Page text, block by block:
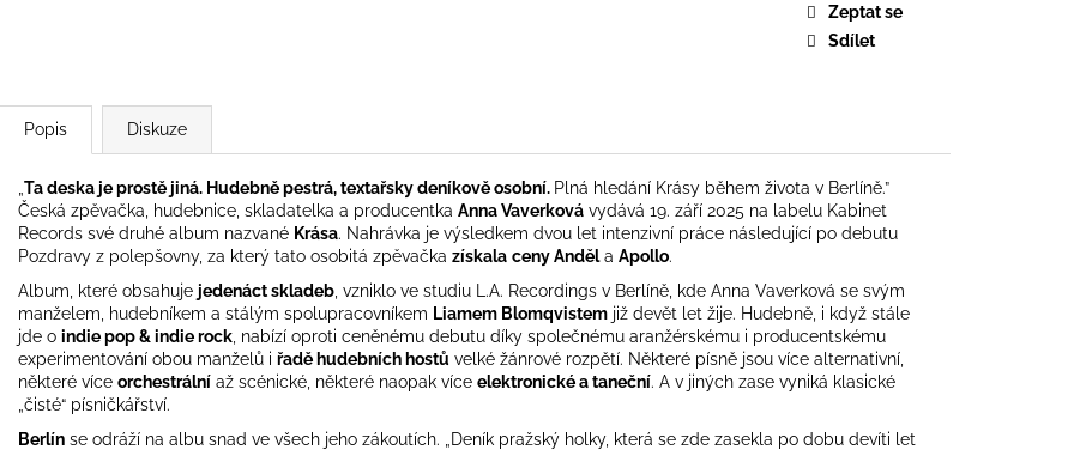
Zeptat se
Sdílet
Popis Diskuze
Ta deska je prostě jiná. Hudebně pestrá, textařsky deníkově osobní. Plná hledání Krásy během života v Berlíně.”
Česká zpěvačka, hudebnice, skladatelka a producentka Anna Vaverková vydává 19. září 2025 na labelu Kabinet
Records své druhé album nazvané Krása. Nahrávka je výsledkem dvou let intenzivní práce následující po debutu
Pozdravy z polepšovny, za který tato osobitá zpěvačka získala ceny Anděl a Apollo.
Album, které obsahuje jedenáct skladeb , vzniklo ve studiu L.A. Recordings v Berlíně, kde Anna Vaverková se svým
manželem, hudebníkem a stálým spolupracovníkem Liamem Blomqvistem již devět let žije. Hudebně, i když stále
jde o indie pop & indie rock , nabízí oproti ceněnému debutu díky společnému aranžérskému i producentskému
experimentování obou manželů i řadě hudebních hostů velké žánrové rozpětí. Některé písně jsou více alternativní,
některé více orchestrální až scénické, některé naopak více elektronické a taneční. A v jiných zase vyniká klasické
„čisté“ písničkářství.
Berlín se odráží na albu snad ve všech jeho zákoutích. „Deník pražský holky, která se zde zasekla po dobu devíti let